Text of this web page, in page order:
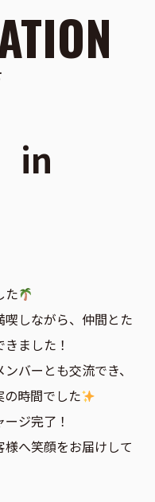
in
た
しながら、仲間とた
ました！
バーとも交流でき、
時間でした
ジ完了！
へ笑顔をお届けして